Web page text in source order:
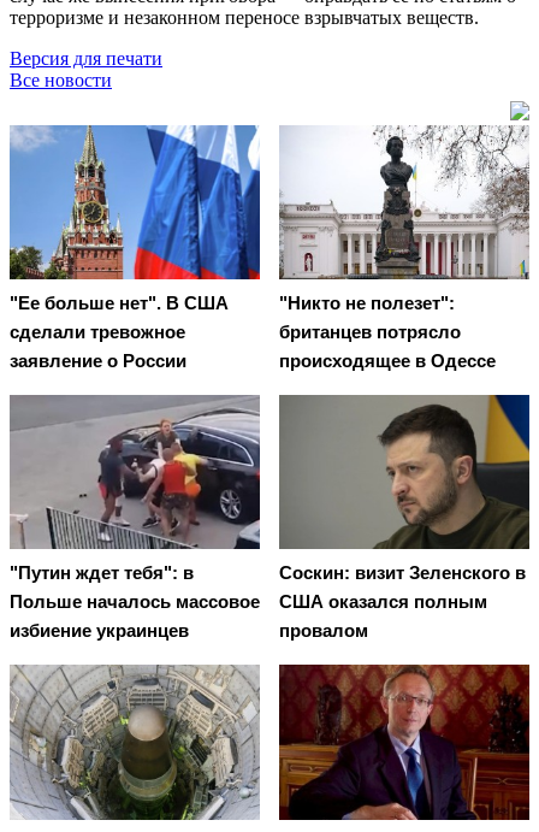
терроризме и незаконном переносе взрывчатых веществ.
Версия для печати
Все новости
"Ее больше нет". В США
сделали тревожное
заявление о России
"Никто не полезет":
британцев потрясло
происходящее в Одессе
"Путин ждет тебя": в
Польше началось массовое
избиение украинцев
Соскин: визит Зеленского в
США оказался полным
провалом